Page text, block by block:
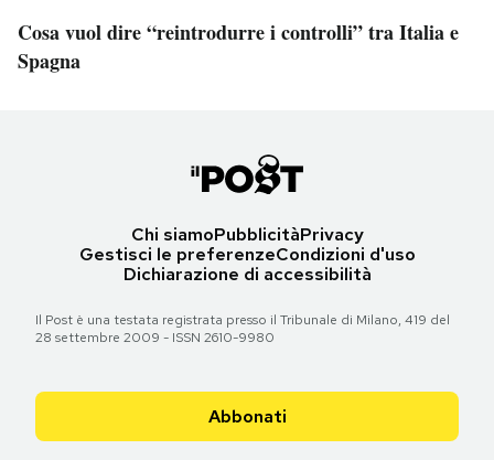
Cosa vuol dire “reintrodurre i controlli” tra Italia e
Spagna
Chi siamoPubblicitàPrivacy
Gestisci le preferenzeCondizioni d'uso
Dichiarazione di accessibilità
Il Post è una testata registrata presso il Tribunale di Milano, 419 del
28 settembre 2009 - ISSN 2610-9980
Abbonati